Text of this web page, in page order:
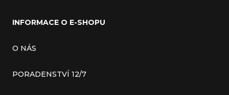
INFORMACE O E-SHOPU
O NÁS
PORADENSTVÍ 12/7